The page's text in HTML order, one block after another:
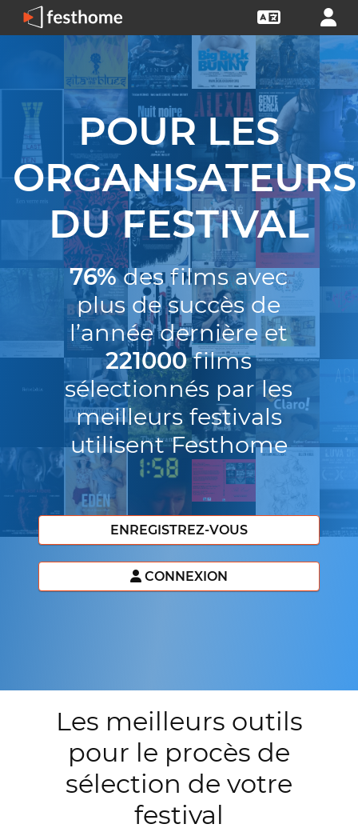
POUR LES
ORGANISATEURS
DU FESTIVAL
76%des films avec
plus de succès de
l’année dernière et
221000films
sélectionnés par les
meilleurs festivals
utilisent Festhome
ENREGISTREZ-VOUS
CONNEXION
Les meilleurs outils
pour le procès de
sélection de votre
festival